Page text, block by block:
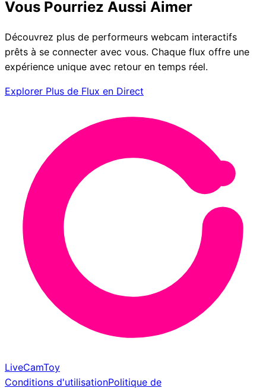
Vous Pourriez Aussi Aimer
Découvrez plus de performeurs webcam interactifs
prêts à se connecter avec vous. Chaque flux offre une
expérience unique avec retour en temps réel.
Explorer Plus de Flux en Direct
LiveCamToy
Conditions d'utilisationPolitique de